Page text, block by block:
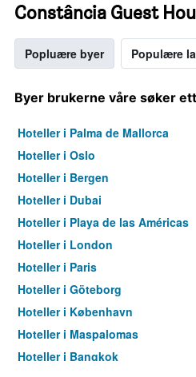
Constância Guest
Popluære byer Populære
Byer brukerne våre søker
Hoteller i Palma de Mallorca
Hoteller i Oslo
Hoteller i Bergen
Hoteller i Dubai
Hoteller i Playa de las Américas
Hoteller i London
Hoteller i Paris
Hoteller i Göteborg
Hoteller i København
Hoteller i Maspalomas
Hoteller i Bangkok